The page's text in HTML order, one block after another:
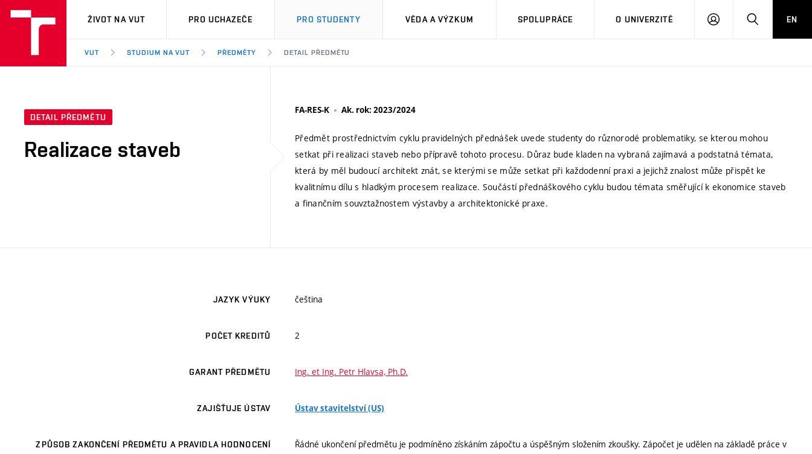
VUT
ŽIVOT NA VUT PRO UCHAZEČE PRO STUDENTY VĚDA A VÝZKUM SPOLUPRÁCE O UNIVERZITĚ
PŘIHLÁSIT HLEDATEN
VUT STUDIUM NA VUT PŘEDMĚTY DETAIL PŘEDMĚTU
DETAIL PŘEDMĚTU
Realizace staveb
FA-RES-K Ak. rok: 2023/2024
Předmět prostřednictvím cyklu pravidelných přednášek uvede studenty do různorodé problematiky, se kterou mohou
setkat při realizaci staveb nebo přípravě tohoto procesu. Důraz bude kladen na vybraná zajímavá a podstatná témata,
která by měl budoucí architekt znát, se kterými se může setkat při každodenní praxi a jejichž znalost může přispět ke
kvalitnímu dílu s hladkým procesem realizace. Součástí přednáškového cyklu budou témata směřující k ekonomice staveb
a finančním souvztažnostem výstavby a architektonické praxe.
JAZYK VÝUKY čeština
POČET KREDITŮ 2
GARANT PŘEDMĚTU Ing. et Ing. Petr Hlavsa, Ph.D.
ZAJIŠŤUJE ÚSTAV Ústav stavitelství (US)
ZPŮSOB ZAKONČENÍ PŘEDMĚTU A PRAVIDLA HODNOCENÍ
Řádné ukončení předmětu je podmíněno získáním zápočtu a úspěšným složením zkoušky. Zápočet je udělen na základě práce v